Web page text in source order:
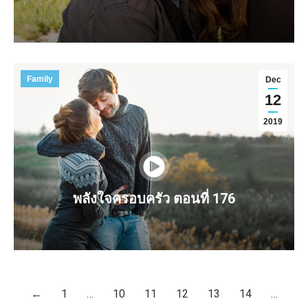
Dec
12
2019
Family
พลังใจครอบครัว ตอนที่ 176
← 1 … 10 11 12 13 14
…